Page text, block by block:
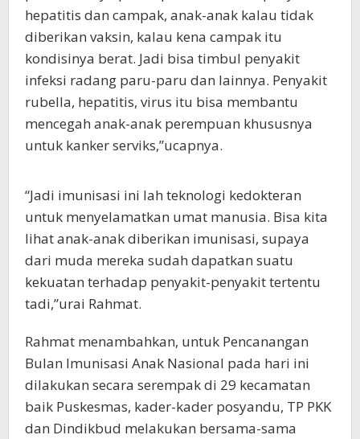
hepatitis dan campak, anak-anak kalau tidak
diberikan vaksin, kalau kena campak itu
kondisinya berat. Jadi bisa timbul penyakit
infeksi radang paru-paru dan lainnya. Penyakit
rubella, hepatitis, virus itu bisa membantu
mencegah anak-anak perempuan khususnya
untuk kanker serviks,”ucapnya.
“Jadi imunisasi ini lah teknologi kedokteran
untuk menyelamatkan umat manusia. Bisa kita
lihat anak-anak diberikan imunisasi, supaya
dari muda mereka sudah dapatkan suatu
kekuatan terhadap penyakit-penyakit tertentu
tadi,”urai Rahmat.
Rahmat menambahkan, untuk Pencanangan
Bulan Imunisasi Anak Nasional pada hari ini
dilakukan secara serempak di 29 kecamatan
baik Puskesmas, kader-kader posyandu, TP PKK
dan Dindikbud melakukan bersama-sama